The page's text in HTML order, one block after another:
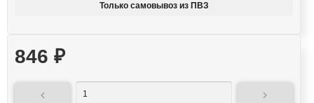
Только самовывоз из ПВЗ
846 ₽
 